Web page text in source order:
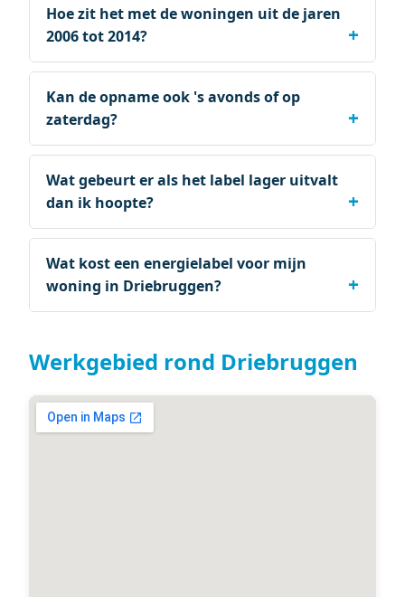
Hoe zit het met de woningen uit de jaren
2006 tot 2014?
Kan de opname ook 's avonds of op
zaterdag?
Wat gebeurt er als het label lager uitvalt
dan ik hoopte?
Wat kost een energielabel voor mijn
woning in Driebruggen?
Werkgebied rond Driebruggen